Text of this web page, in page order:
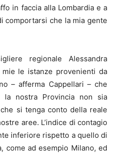
in faccia alla Lombardia e a
comportarsi che la mia gente
regionale Alessandra
le istanze provenienti da
– afferma Cappellari – che
nostra Provincia non sia
si tenga conto della reale
aree. L’indice di contagio
inferiore rispetto a quello di
come ad esempio Milano, ed